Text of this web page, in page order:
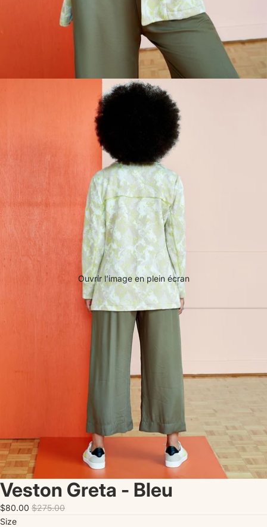
Ouvrir l’image en plein écran
Veston Greta - Bleu
$80.00 $275.00
Size